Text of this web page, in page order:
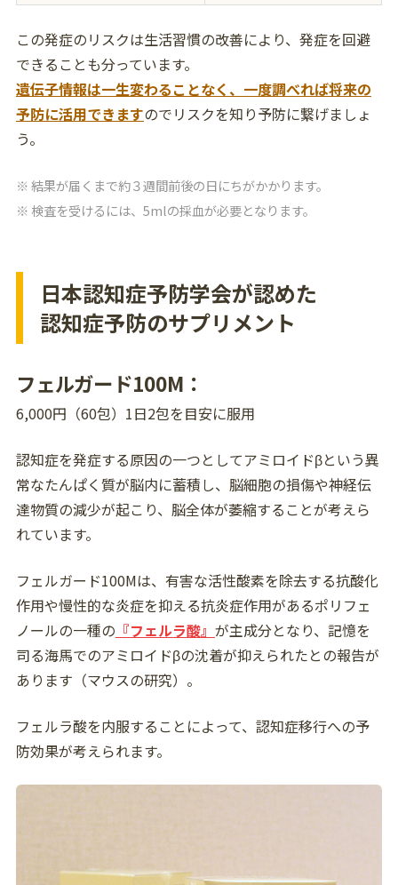
この発症のリスクは生活習慣の改善により、発症を回避
できることも分っています。
遺伝子情報は一生変わることなく、一度調べれば将来の
予防に活用できますのでリスクを知り予防に繋げましょ
う。
結果が届くまで約３週間前後の日にちがかかります。
検査を受けるには、5mlの採血が必要となります。
日本認知症予防学会が認めた
認知症予防のサプリメント
フェルガード100M：
6,000円（60包）1日2包を目安に服用
認知症を発症する原因の一つとしてアミロイドβという異
常なたんぱく質が脳内に蓄積し、脳細胞の損傷や神経伝
達物質の減少が起こり、脳全体が萎縮することが考えら
れています。
フェルガード100Mは、有害な活性酸素を除去する抗酸化
作用や慢性的な炎症を抑える抗炎症作用があるポリフェ
ノールの一種の 『フェルラ酸』 が主成分となり、記憶を
司る海馬でのアミロイドβの沈着が抑えられたとの報告が
あります（マウスの研究）。
フェルラ酸を内服することによって、認知症移行への予
防効果が考えられます。